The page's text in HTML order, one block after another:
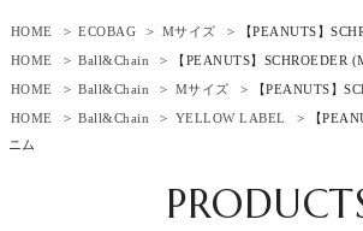
HOME > ECOBAG > Mサイズ
> 【PEANUTS】
HOME
> Ball&Chain
> 【PEANUTS】SCHROEDER
HOME
> Ball&Chain > Mサイズ
> 【PEANUTS】
HOME
> Ball&Chain > YELLOW LABEL
> 【
ニム